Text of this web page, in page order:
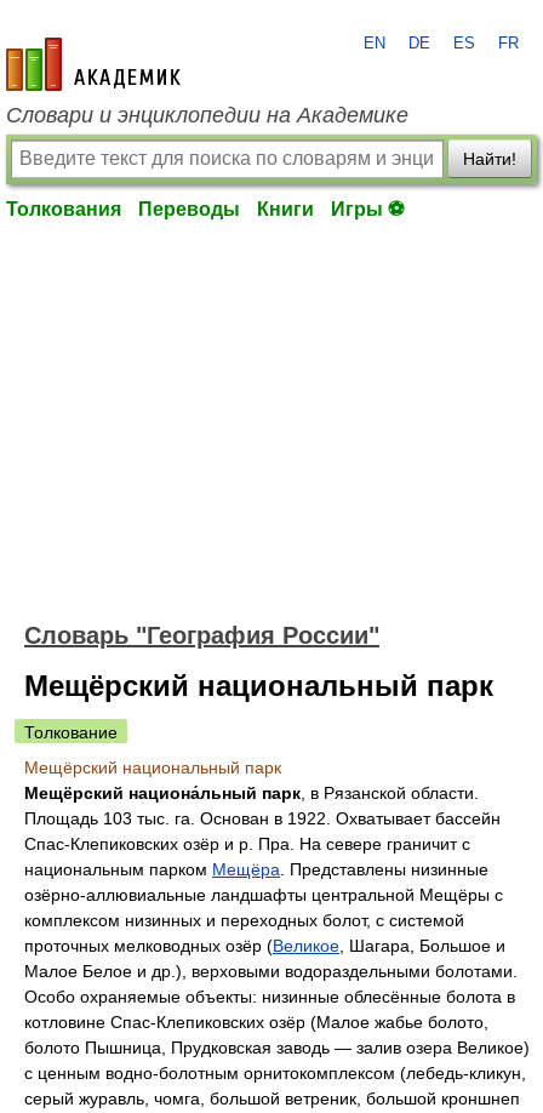
academic.ru
EN DE ES FR
Словари и энциклопедии на Академике
Найти!
Толкования Переводы Книги Игры ⚽
Словарь "География России"
Мещёрский национальный парк
Толкование
Мещёрский национальный парк
Мещёрский национа́льный парк , в Рязанской области.
Площадь 103 тыс. га. Основан в 1922. Охватывает бассейн
Спас-Клепиковских озёр и р. Пра. На севере граничит с
национальным парком Мещёра . Представлены низинные
озёрно-аллювиальные ландшафты центральной Мещёры с
комплексом низинных и переходных болот, с системой
проточных мелководных озёр (Великое , Шагара, Большое и
Малое Белое и др.), верховыми водораздельными болотами.
Особо охраняемые объекты: низинные облесённые болота в
котловине Спас-Клепиковских озёр (Малое жабье болото,
болото Пышница, Прудковская заводь — залив озера Великое)
с ценным водно-болотным орнитокомплексом (лебедь-кликун,
серый журавль, чомга, большой ветреник, большой кроншнеп